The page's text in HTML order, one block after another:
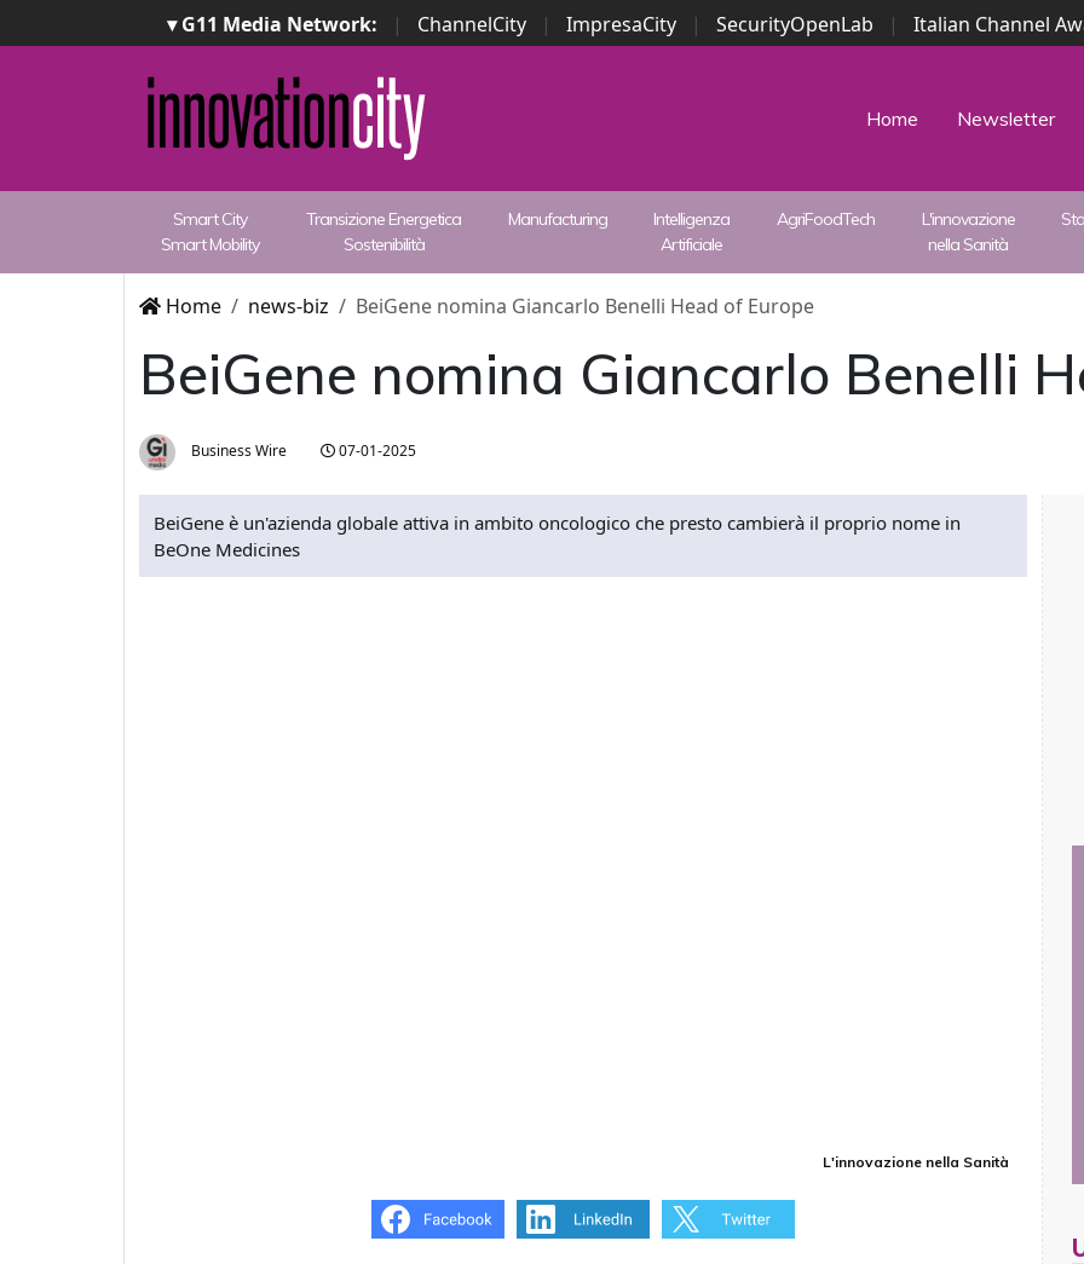
▾ G11 Media Network: | ChannelCity | ImpresaCity | SecurityOpenLab | Italian Channel
Security Awards | ...
Home Newsletter
Smart City
Smart Mobility
Transizione Energetica
Sostenibilità
Manufacturing
Intelligenza
Artificiale
AgriFoodTech
L'innovazione
nella Sanità
Home news-biz BeiGene nomina Giancarlo Benelli Head of Europe
BeiGene nomina Giancarlo Benelli
Business Wire 07-01-2025
BeiGene è un'azienda globale attiva in ambito oncologico che presto cambierà il proprio nome in
BeOne Medicines
L'innovazione nella Sanità